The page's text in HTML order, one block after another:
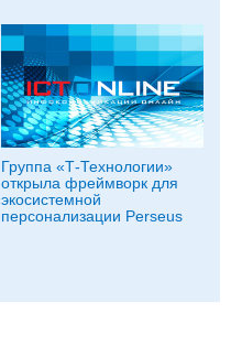
Группа «Т‑Технологии»
открыла фреймворк для
экосистемной
персонализации Perseus